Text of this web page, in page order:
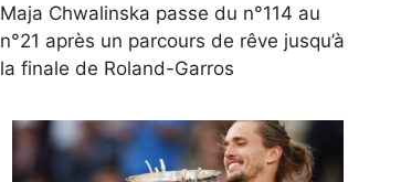
Maja Chwalinska passe du n°114 au
n°21 après un parcours de rêve jusqu’à
la finale de Roland-Garros